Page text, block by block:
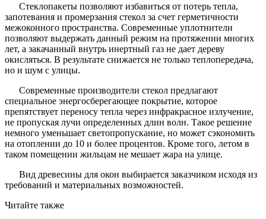
Стеклопакеты позволяют избавиться от потерь тепла,
запотевания и промерзания стекол за счет герметичности
межоконного пространства. Современные уплотнители
позволяют выдержать данный режим на протяжении многих
лет, а закачанный внутрь инертный газ не дает дереву
окисляться. В результате снижается не только теплопередача,
но и шум с улицы.
Современные производители стекол предлагают
специальное энергосберегающее покрытие, которое
препятствует переносу тепла через инфракрасное излучение,
не пропуская лучи определенных длин волн. Такое решение
немного уменьшает светопропускание, но может сэкономить
на отоплении до 10 и более процентов. Кроме того, летом в
таком помещении жильцам не мешает жара на улице.
Вид древесины для окон выбирается заказчиком исходя из
требований и материальных возможностей.
Читайте также